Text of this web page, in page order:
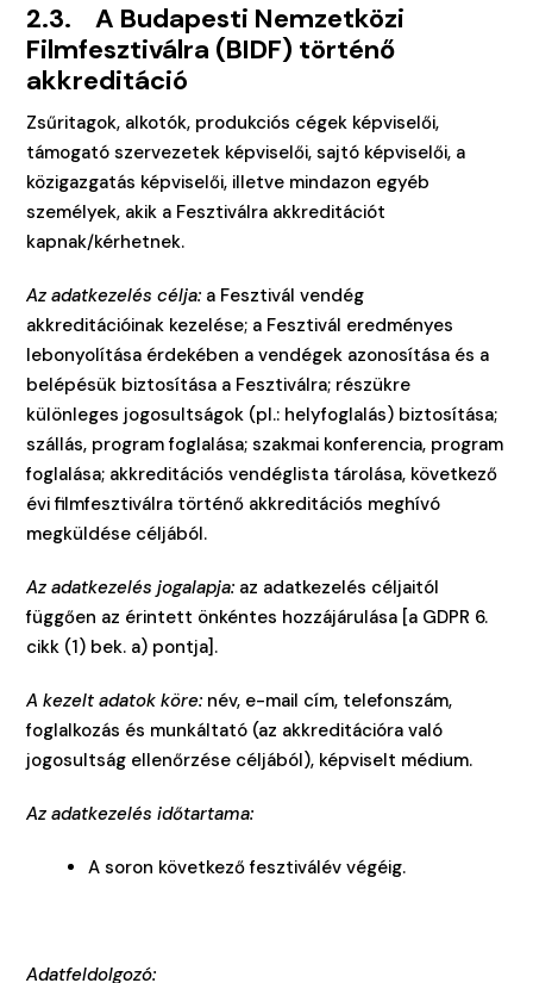
2.3. A Budapesti Nemzetközi
Filmfesztiválra (BIDF) történő
akkreditáció
Zsűritagok, alkotók, produkciós cégek képviselői,
támogató szervezetek képviselői, sajtó képviselői, a
közigazgatás képviselői, illetve mindazon egyéb
személyek, akik a Fesztiválra akkreditációt
kapnak/kérhetnek.
Az adatkezelés célja: a Fesztivál vendég
akkreditációinak kezelése; a Fesztivál eredményes
lebonyolítása érdekében a vendégek azonosítása és a
belépésük biztosítása a Fesztiválra; részükre
különleges jogosultságok (pl.: helyfoglalás) biztosítása;
szállás, program foglalása; szakmai konferencia, program
foglalása; akkreditációs vendéglista tárolása, következő
évi filmfesztiválra történő akkreditációs meghívó
megküldése céljából.
Az adatkezelés jogalapja: az adatkezelés céljaitól
függően az érintett önkéntes hozzájárulása [a GDPR 6.
cikk (1) bek. a) pontja].
A kezelt adatok köre: név, e-mail cím, telefonszám,
foglalkozás és munkáltató (az akkreditációra való
jogosultság ellenőrzése céljából), képviselt médium.
Az adatkezelés időtartama:
A soron következő fesztiválév végéig.
Adatfeldolgozó: